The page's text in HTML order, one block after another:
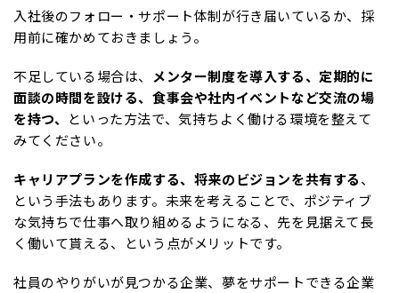
入社後のフォロー・サポート体制が行き届いているか、採
用前に確かめておきましょう。
不足している場合は、 メンター制度を導入する、定期的に
面談の時間を設ける、食事会や社内イベントなど交流の場
を持つ、
といった方法で、気持ちよく働ける環境を整えて
みてください。
キャリアプランを作成する、将来のビジョンを共有する、
という手法もあります。未来を考えることで、ポジティブ
な気持ちで仕事へ取り組めるようになる、先を見据えて長
く働いて貰える、という点がメリットです。
社員のやりがいが見つかる企業、夢をサポートできる企業